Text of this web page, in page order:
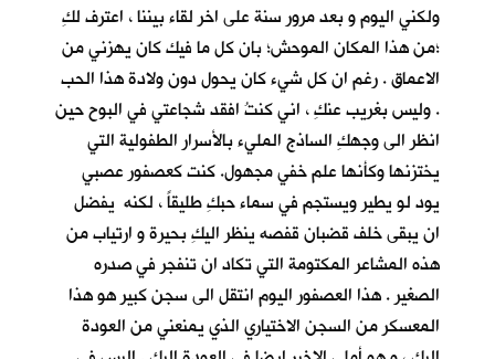
ولكني اليوم و بعد مرور سنة على اخر لقاء بيننا ، اعترف لكِ
؛من هذا المكان الموحش؛ بان كل ما فيك كان يهزني من
الاعماق . رغم ان كل شيء كان يحول دون ولادة هذا الحب
. وليس بغريب عنكِ ، اني كنتُ افقد شجاعتي في البوح حين
انظر الى وجهكِ الساذج المليء بالأسرار الطفولية التي
يختزنها وكأنها علم خفي مجهول. كنت كعصفور عصبي
يود لو يطير ويستجم في سماء حبكِ طليقاً ، لكنه يفضل
ان يبقى خلف قضبان قفصه ينظر اليكِ بحيرة و ارتياب من
هذه المشاعر المكتومة التي تكاد ان تنفجر في صدره
الصغير . هذا العصفور اليوم انتقل الى سجن كبير هو هذا
المعسكر من السجن الاختياري الذي يمنعني من العودة